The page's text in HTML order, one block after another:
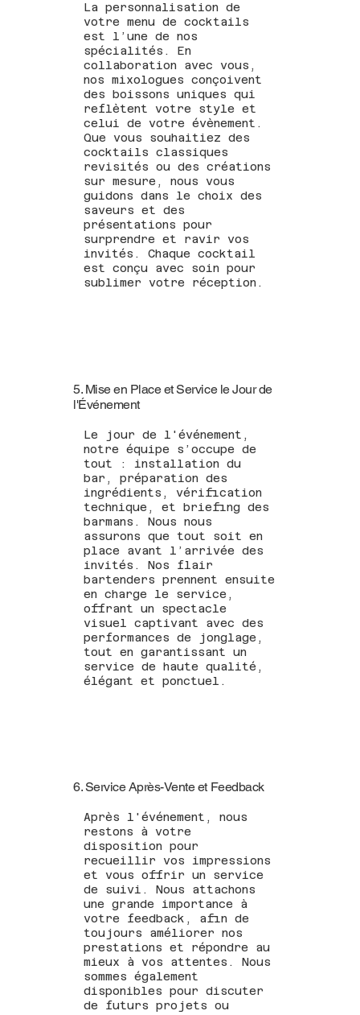
La personnalisation de
votre menu de cocktails
est l’une de nos
spécialités. En
collaboration avec vous,
nos mixologues conçoivent
des boissons uniques qui
reflètent votre style et
celui de votre évènement.
Que vous souhaitiez des
cocktails classiques
revisités ou des créations
sur mesure, nous vous
guidons dans le choix des
saveurs et des
présentations pour
surprendre et ravir vos
invités. Chaque cocktail
est conçu avec soin pour
sublimer votre réception.
5. Mise en Place et Service le Jour de
l'Événement
Le jour de l'événement,
notre équipe s’occupe de
tout : installation du
bar, préparation des
ingrédients, vérification
technique, et briefing des
barmans. Nous nous
assurons que tout soit en
place avant l’arrivée des
invités. Nos flair
bartenders prennent ensuite
en charge le service,
offrant un spectacle
visuel captivant avec des
performances de jonglage,
tout en garantissant un
service de haute qualité,
élégant et ponctuel.
6. Service Après-Vente et Feedback
Après l'événement, nous
restons à votre
disposition pour
recueillir vos impressions
et vous offrir un service
de suivi. Nous attachons
une grande importance à
votre feedback, afin de
toujours améliorer nos
prestations et répondre au
mieux à vos attentes. Nous
sommes également
disponibles pour discuter
de futurs projets ou